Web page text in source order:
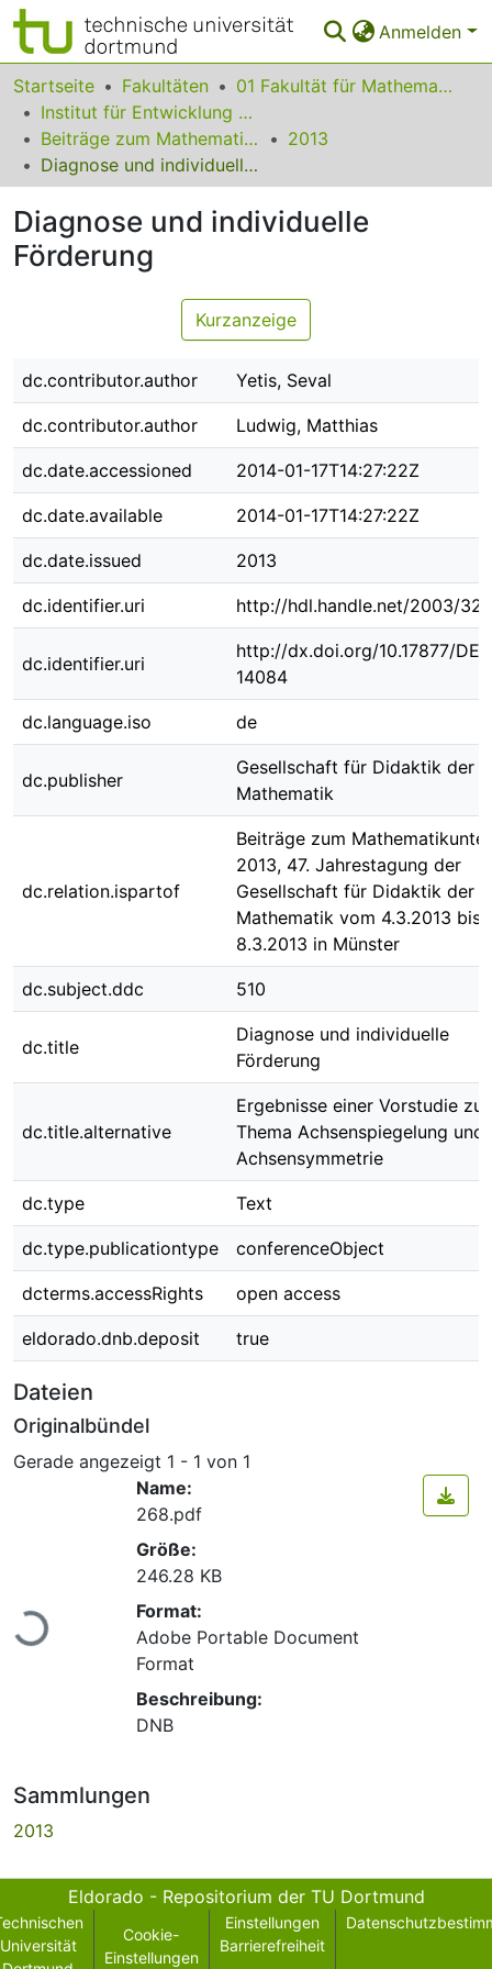
Anmelden
Bereiche & Sammlungen
Das gesamte Repositorium
Statistiken
FAQ
Leitlinien
Zurück zur Startseite
Startseite Fakultäten
01 Fakultät für Mathematik
Institut für Entwicklung und Erforschung des Mathematikunterrichts
Beiträge zum Mathematikunterricht
2013
Diagnose und individuelle Förderung
Diagnose und individuelle
Förderung
Kurzanzeige
dc.contributor.author Yetis, Seval
dc.contributor.author Ludwig, Matthias
dc.date.accessioned 2014-01-17T14:27:22Z
dc.date.available 2014-01-17T14:27:22Z
dc.date.issued 2013
dc.identifier.uri http://hdl.handle.net/2003/
dc.identifier.uri
http://dx.doi.org/10.17877/
14084
dc.language.iso de
dc.publisher
Gesellschaft für Didaktik der
Mathematik
dc.relation.ispartof
Beiträge zum
2013, 47. Jahrestagung der
Gesellschaft für Didaktik der
Mathematik vom 4.3.2013 bis
8.3.2013 in Münster
dc.subject.ddc 510
dc.title
Diagnose und individuelle
Förderung
dc.title.alternative
Ergebnisse einer Vorstudie
Thema Achsenspiegelung und
Achsensymmetrie
dc.type Text
dc.type.publicationtype conferenceObject
dcterms.accessRights open access
eldorado.dnb.deposit true
Dateien
Originalbündel
Gerade angezeigt 1 - 1 von 1
Lade...
Name:
268.pdf
Größe:
246.28 KB
Format:
Adobe Portable Document
Format
Beschreibung:
DNB
Sammlungen
2013
Eldorado - Repositorium der TU Dortmund
Universität
Cookie-
Einstellungen
Einstellungen
Barrierefreiheit